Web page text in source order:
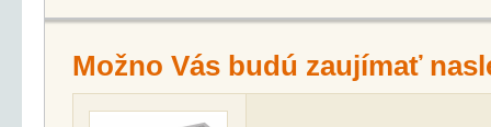
Možno Vás budú zaujímať